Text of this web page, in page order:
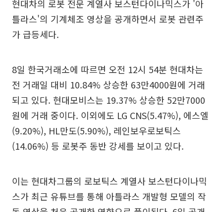
현대차의 로봇 전문 계열사 보스턴다이나믹스가 '아
틀라스'의 기계체조 영상을 공개하면서 로봇 관련주
가 급등세다.
8일 한국거래소에 따르면 오전 12시 54분 현대차는
전 거래일 대비 10.84% 상승한 63만4000원에 거래
되고 있다. 현대모비스는 19.37% 상승한 52만7000
원에 거래 중이다. 이외에도 LG CNS(5.47%), 에스엘
(9.20%), HL만도(5.90%), 레인보우로보틱스
(14.06%) 등 로봇주 동반 강세를 보이고 있다.
이는 현대차그룹의 로보틱스 계열사 보스턴다이나믹
스가 최근 유튜브를 통해 아틀라스 개발형 모델의 작